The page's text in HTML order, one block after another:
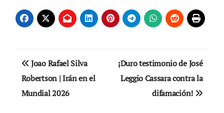
entradas
Navegación
de
entradas
Joao Rafael Silva
Robertson | Irán en el
Mundial 2026
¡Duro testimonio de José
Leggio Cassara contra la
difamación!